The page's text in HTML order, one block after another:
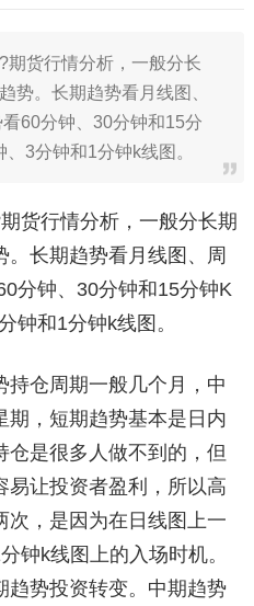
货行情分析，一般分长
势。长期趋势看月线图、
60分钟、30分钟和15分
3分钟和1分钟k线图。
行情分析，一般分长期
长期趋势看月线图、周
分钟、30分钟和15分钟K
钟和1分钟k线图。
仓周期一般几个月，中
期，短期趋势基本是日内
仓是很多人做不到的，但
易让投资者盈利，所以高
次，是因为在日线图上一
钟k线图上的入场时机。
趋势投资转变。中期趋势